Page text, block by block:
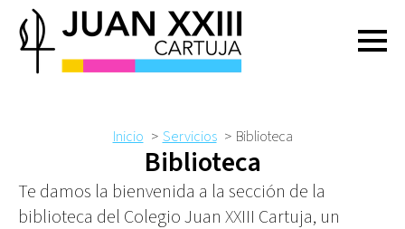
Inicio Servicios Biblioteca
Biblioteca
Te damos la bienvenida a la sección de la
biblioteca del Colegio Juan XXIII Cartuja, un